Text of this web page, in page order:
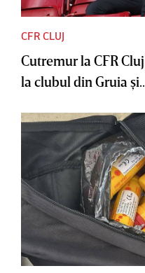
CFR CLUJ
Cutremur la CFR
la clubul din Gruia